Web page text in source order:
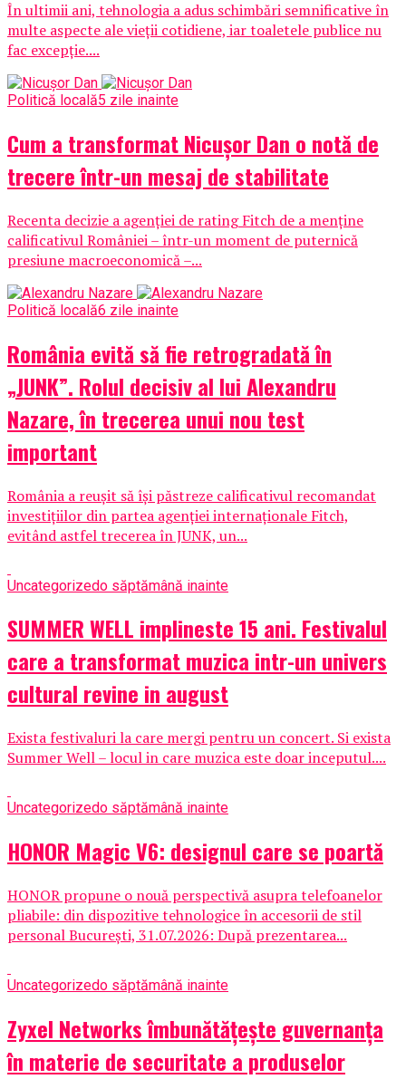
În ultimii ani, tehnologia a adus schimbări semnificative în
multe aspecte ale vieții cotidiene, iar toaletele publice nu
fac excepție....
Politică locală5 zile inainte
Cum a transformat Nicușor Dan o notă de
trecere într-un mesaj de stabilitate
Recenta decizie a agenției de rating Fitch de a menține
calificativul României – într-un moment de puternică
presiune macroeconomică –...
Politică locală6 zile inainte
România evită să fie retrogradată în
„JUNK”. Rolul decisiv al lui Alexandru
Nazare, în trecerea unui nou test
important
România a reușit să își păstreze calificativul recomandat
investițiilor din partea agenției internaționale Fitch,
evitând astfel trecerea în JUNK, un...
Uncategorizedo săptămână inainte
SUMMER WELL implineste 15 ani. Festivalul
care a transformat muzica intr-un univers
cultural revine in august
Exista festivaluri la care mergi pentru un concert. Si exista
Summer Well – locul in care muzica este doar inceputul....
Uncategorizedo săptămână inainte
HONOR Magic V6: designul care se poartă
HONOR propune o nouă perspectivă asupra telefoanelor
pliabile: din dispozitive tehnologice în accesorii de stil
personal București, 31.07.2026: După prezentarea...
Uncategorizedo săptămână inainte
Zyxel Networks îmbunătățește guvernanța
în materie de securitate a produselor